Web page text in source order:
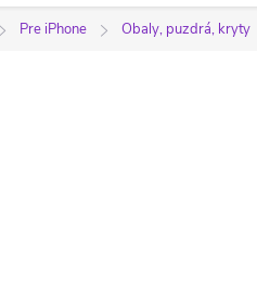
Pre iPhone Obaly, puzdrá, kryty